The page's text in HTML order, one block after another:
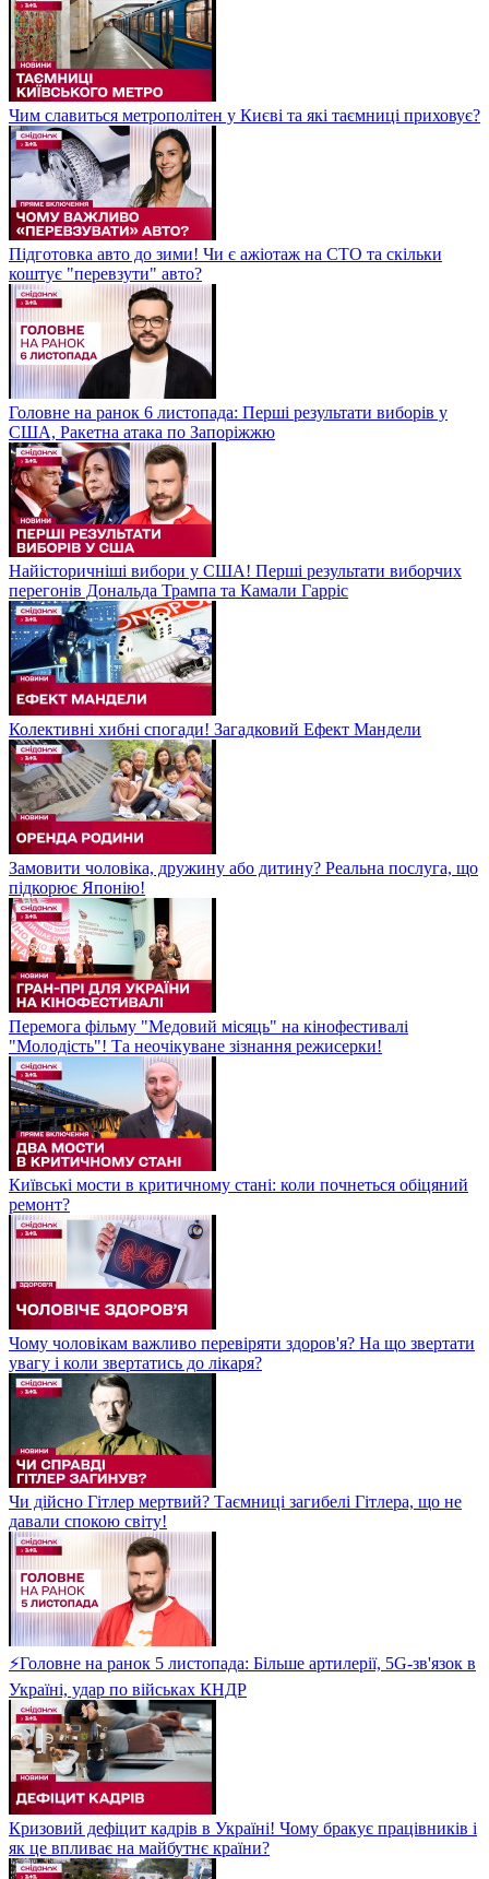
Чим славиться метрополітен у Києві та які таємниці приховує?
Підготовка авто до зими! Чи є ажіотаж на СТО та скільки
коштує "перевзути" авто?
Головне на ранок 6 листопада: Перші результати виборів у
США, Ракетна атака по Запоріжжю
Найісторичніші вибори у США! Перші результати виборчих
перегонів Дональда Трампа та Камали Гарріс
Колективні хибні спогади! Загадковий Ефект Мандели
Замовити чоловіка, дружину або дитину? Реальна послуга, що
підкорює Японію!
Перемога фільму "Медовий місяць" на кінофестивалі
"Молодість"! Та неочікуване зізнання режисерки!
Київські мости в критичному стані: коли почнеться обіцяний
ремонт?
Чому чоловікам важливо перевіряти здоров'я? На що звертати
увагу і коли звертатись до лікаря?
Чи дійсно Гітлер мертвий? Таємниці загибелі Гітлера, що не
давали спокою світу!
⚡Головне на ранок 5 листопада: Більше артилерії, 5G-зв'язок в
Україні, удар по військах КНДР
Кризовий дефіцит кадрів в Україні! Чому бракує працівників і
як це впливає на майбутнє країни?